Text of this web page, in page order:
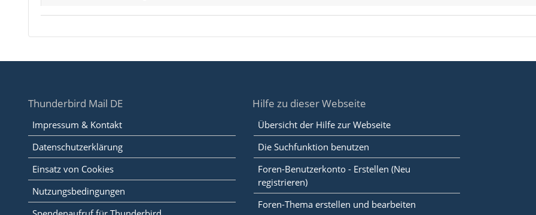
Thunderbird Mail DE
Impressum & Kontakt
Datenschutzerklärung
Einsatz von Cookies
Nutzungsbedingungen
Hilfe zu dieser Webseite
Übersicht der Hilfe zur Webseite
Die Suchfunktion benutzen
Foren-Benutzerkonto - Erstellen (Neu
registrieren)
Foren-Thema erstellen und bearbeiten